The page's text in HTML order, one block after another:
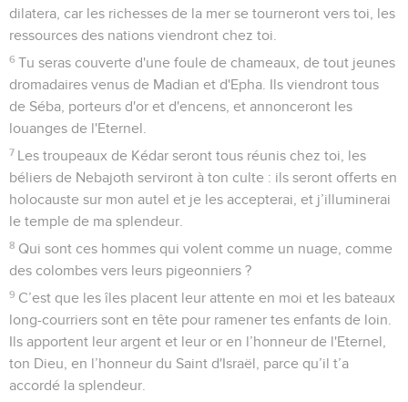
dilatera, car les richesses de la mer se tourneront vers toi, les
ressources des nations viendront chez toi.
6 Tu seras couverte d'une foule de chameaux, de tout jeunes
dromadaires venus de Madian et d'Epha. Ils viendront tous
de Séba, porteurs d'or et d'encens, et annonceront les
louanges de l'Eternel.
7 Les troupeaux de Kédar seront tous réunis chez toi, les
béliers de Nebajoth serviront à ton culte : ils seront offerts en
holocauste sur mon autel et je les accepterai, et j’illuminerai
le temple de ma splendeur.
8 Qui sont ces hommes qui volent comme un nuage, comme
des colombes vers leurs pigeonniers ?
9 C’est que les îles placent leur attente en moi et les bateaux
long-courriers sont en tête pour ramener tes enfants de loin.
Ils apportent leur argent et leur or en l’honneur de l'Eternel,
ton Dieu, en l’honneur du Saint d'Israël, parce qu’il t’a
accordé la splendeur.